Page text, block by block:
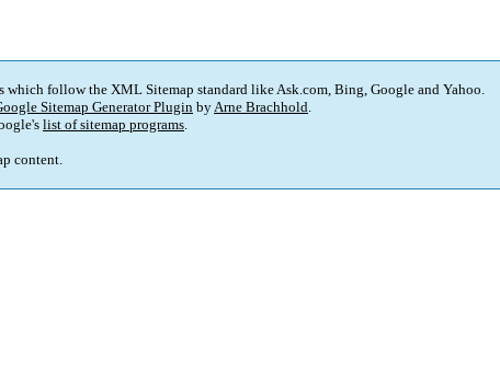
which follow the XML Sitemap standard like Ask.com, Bing, Google and Yahoo.
Sitemap Generator Plugin byArne Brachhold.
list of sitemap programs.
content.